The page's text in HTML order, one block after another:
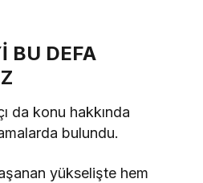
BU DEFA
da konu hakkında
bulundu.
yükselişte hem